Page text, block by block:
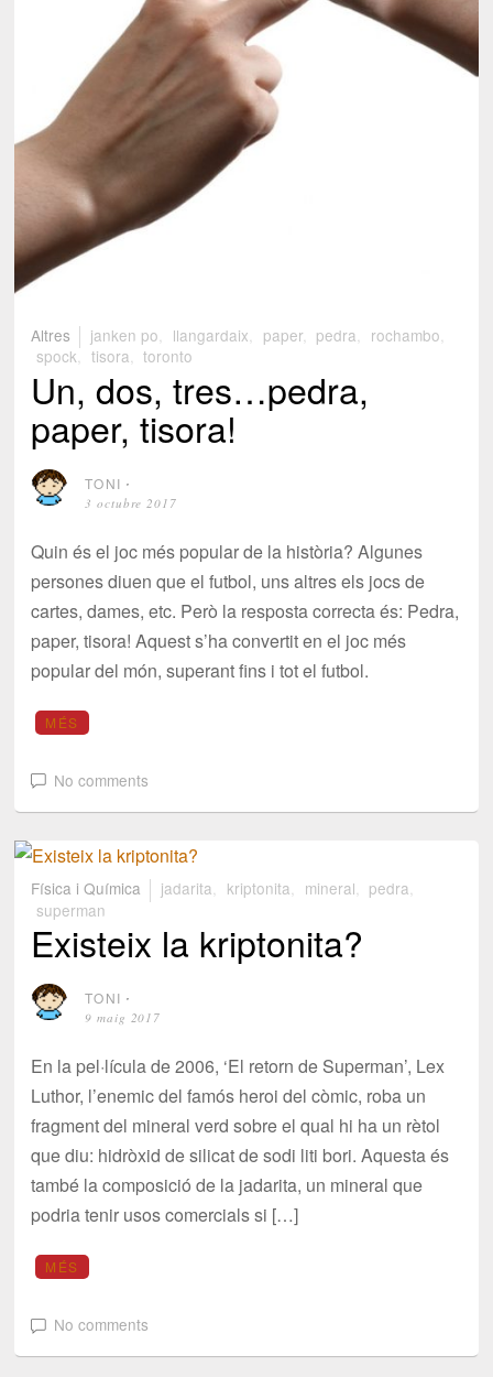
Altres janken po llangardaix paper, pedra rochambo
spock, tisora, toronto
Un, dos, tres…pedra,
paper, tisora!
TONI ⋅
3 octubre 2017
Quin és el joc més popular de la història? Algunes
persones diuen que el futbol, uns altres els jocs de
cartes, dames, etc. Però la resposta correcta és: Pedra,
paper, tisora! Aquest s’ha convertit en el joc més
popular del món, superant fins i tot el futbol.
MÉS
No comments
Física i Química jadarita kriptonita mineral pedra
superman
Existeix la kriptonita?
TONI ⋅
9 maig 2017
En la pel·lícula de 2006, ‘El retorn de Superman’, Lex
Luthor, l’enemic del famós heroi del còmic, roba un
fragment del mineral verd sobre el qual hi ha un rètol
que diu: hidròxid de silicat de sodi liti bori. Aquesta és
també la composició de la jadarita, un mineral que
podria tenir usos comercials si […]
MÉS
No comments